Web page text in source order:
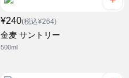
¥240(税込¥264)
金麦 サントリー
500ml